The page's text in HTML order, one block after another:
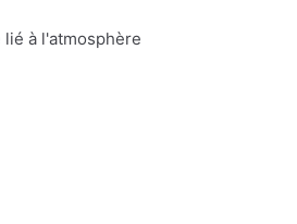
lié à l'atmosphère